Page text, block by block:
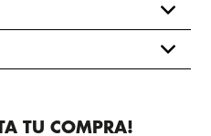
+
+
TU COMPRA!